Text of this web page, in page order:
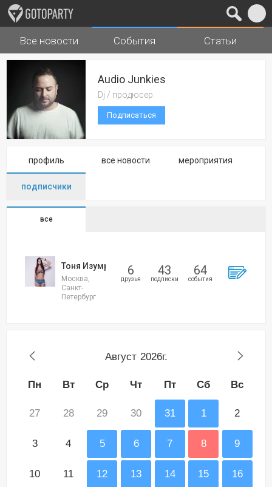
Города Музыка
Все новости События Статьи
Audio Junkies
Dj / продюсер
Подписаться
профиль все новости мероприятия
подписчики
все
6
друзья
43
подписки
64
события
Тоня Изумрудова
Москва,
Санкт-
Петербург
Август 2026г.
Пн Вт Ср Чт Пт Сб Вс
27 28 29 30 31 1 2
3 4 5 6 7 8 9
10 11 12 13 14 15 16